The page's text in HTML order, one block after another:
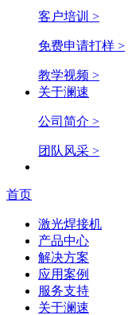
客户培训 >
免费申请打样 >
教学视频 >
关于澜速
公司简介 >
团队风采 >
首页
激光焊接机
产品中心
解决方案
应用案例
服务支持
关于澜速